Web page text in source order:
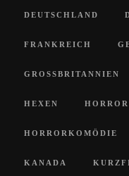
DEUTSCHLAND
FRANKREICH
GROSSBRITANNIEN
HEXEN HORROR
HORRORKOMÖDIE
KANADA